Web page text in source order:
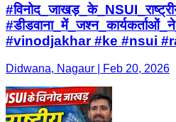
#vinodjakhar #ke #nsui
Didwana, Nagaur | Feb 20, 2026